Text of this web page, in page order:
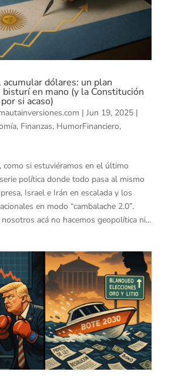
acumular dólares: un plan
en mano (y la Constitución
si acaso)
| Jun 19, 2025|
, Finanzas, HumorFinanciero,
como si estuviéramos en el último
política donde todo pasa al mismo
Israel e Irán en escalada y los
en modo “cambalache 2.0”.
acá no hacemos geopolítica ni...